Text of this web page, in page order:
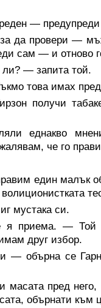
— предупреди
да провери —
сам — и отново
— запита той.
това имах
получи
еднакво
че го
един малък
мустака си.
приема. — Той
друг избор.
— обърна се
масата пред
обърнати към